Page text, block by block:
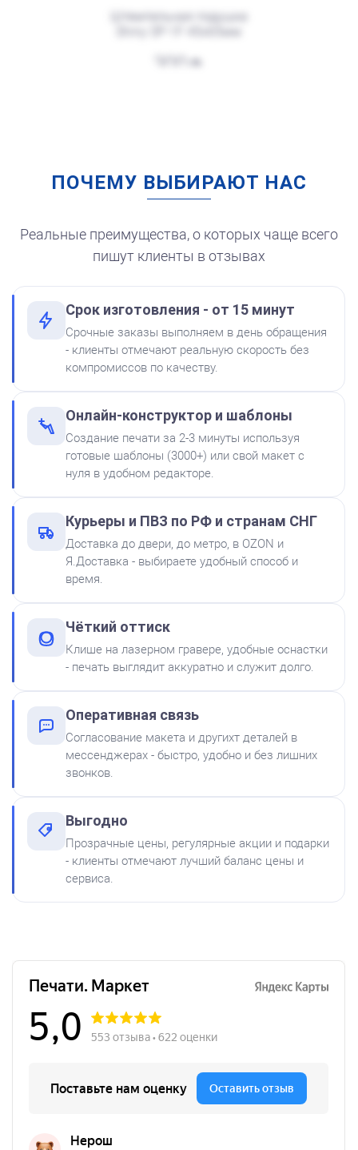
Печать Резиденция Деда Мороза
от 250
Печать Резиденция Деда Мороза (с посохом в руке)
Заказать
от 250
Заказать
от 250
Печать детский Тасманский дьявол
Заказать
Печать для школьных оценок "Отлично" Акриловая печать
Штемпельная подушка
300
Штемпельная подушка
для автоматической
250
Краска на водной основе
Shiny S-62 КРАСНАЯ 28ml
300
Shiny SP-2F 88х57мм
500
Краска на водной основе
300
Краска на водной основе
Shiny S-65 ЗЕЛЕНАЯ 28ml
Краска на водной основе
Shiny S-64 ФИОЛЕТОВАЯ
300
ПОЧЕМУ ВЫБИРАЮТ НАС
Реальные преимущества, о которых чаще всего
пишут клиенты в отзывах
Срок изготовления - от 15 минут
Срочные заказы выполняем в день обращения
- клиенты отмечают реальную скорость без
компромиссов по качеству.
Онлайн-конструктор и шаблоны
Создание печати за 2-3 минуты используя
готовые шаблоны (3000+) или свой макет с
нуля в удобном редакторе.
Курьеры и ПВЗ по РФ и странам СНГ
Доставка до двери, до метро, в OZON и
Я.Доставка - выбираете удобный способ и
время.
Чёткий оттиск
Клише на лазерном гравере, удобные оснастки
- печать выглядит аккуратно и служит долго.
Оперативная связь
Согласование макета и другихт деталей в
мессенджерах - быстро, удобно и без лишних
звонков.
Выгодно
Прозрачные цены, регулярные акции и подарки
- клиенты отмечают лучший баланс цены и
сервиса.